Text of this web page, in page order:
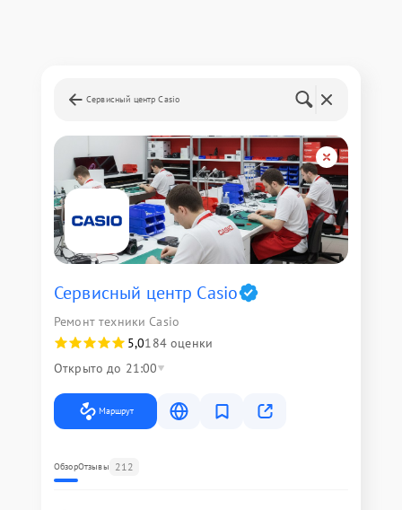
Сервисный центр Casio
Сервисный центр Casio
Ремонт техники Casio
5,0184 оценки
Открыто до 21:00
Маршрут
ОбзорОтзывы 212